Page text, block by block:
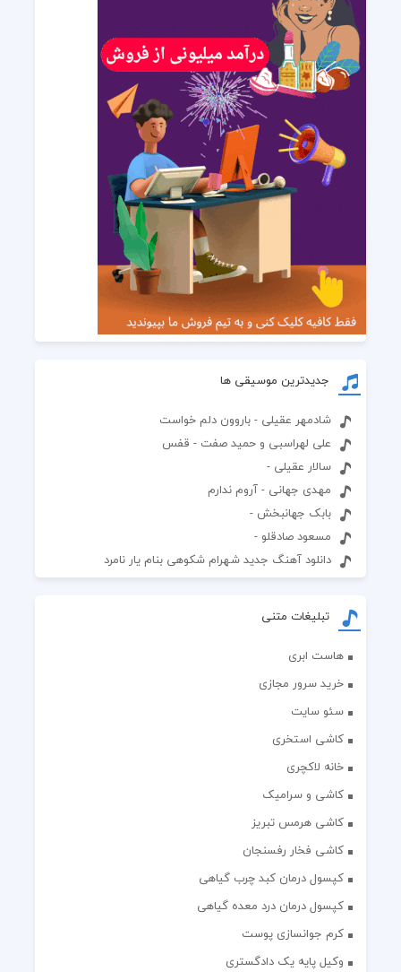
جدیدترین موسیقی ها
شادمهر عقیلی - باروون دلم خواست
علی لهراسبی و حمید صفت - قفس
سالار عقیلی -
مهدی جهانی - آروم ندارم
بابک جهانبخش -
مسعود صادقلو -
دانلود آهنگ جدید شهرام شکوهی بنام یار نامرد
تبلیغات متنی
هاست ابری
خرید سرور مجازی
سئو سایت
کاشی استخری
خانه لاکچری
کاشی و سرامیک
کاشی هرمس تبریز
کاشی فخار رفسنجان
کپسول درمان کبد چرب گیاهی
کپسول درمان درد معده گیاهی
کرم جوانسازی پوست
وکیل پایه یک دادگستری